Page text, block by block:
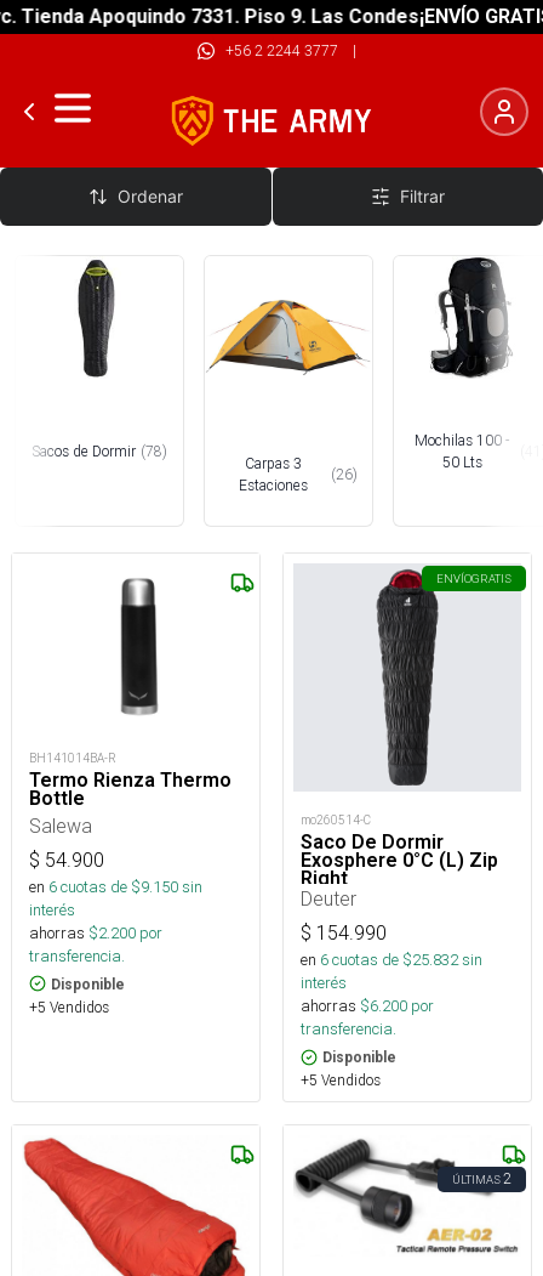
Apoquindo 7331. Piso 9. Las Condes¡ENVÍO GRATIS!
+56 2 2244 3777 |
Equipo de Montaña
Ordenar Filtrar
Sacos de Dormir (78)
Carpas 3
Estaciones
(26)
Mochilas 100 -
50 Lts
BH141014BA-R
Termo Rienza Thermo
Bottle
Salewa
$ 54.900
en 6cuotas de $9.150sin
interés
ahorras $2.200 por
transferencia.
Disponible
+5 Vendidos
ENVÍOGRATIS
mo260514-C
Saco De Dormir
Exosphere 0°C (L) Zip
Right
Deuter
$ 154.990
en 6cuotas de $25.832sin
interés
ahorras $6.200 por
transferencia.
Disponible
+5 Vendidos
ÚLTIMAS2